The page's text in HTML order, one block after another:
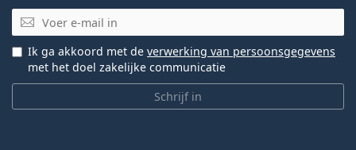
E-mail
Schrijf in
Ik ga akkoord met de verwerking van persoonsgegevens
met het doel zakelijke communicatie